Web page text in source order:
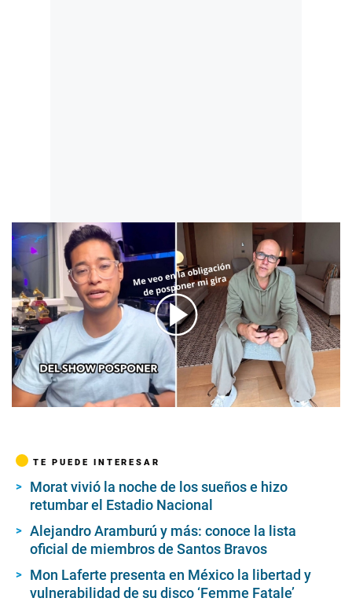
00:00/ 03:43
TE PUEDE INTERESAR
Morat vivió la noche de los sueños e hizo
retumbar el Estadio Nacional
Alejandro Aramburú y más: conoce la lista
oficial de miembros de Santos Bravos
Mon Laferte presenta en México la libertad y
vulnerabilidad de su disco ‘Femme Fatale’